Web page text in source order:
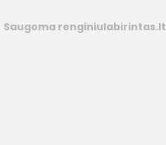
Saugoma renginiulabirintas.lt